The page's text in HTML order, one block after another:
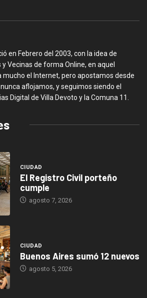
en Febrero del 2003, con la idea de
Vecinas de forma Online, en aquel
el Internet, pero apostamos desde
aflojamos, y seguimos siendo el
Digital de Villa Devoto y la Comuna 11.
CIUDAD
El Registro Civil porteño
cumple
agosto 7, 2026
CIUDAD
Buenos Aires sumó 12 nuevos
agosto 5, 2026